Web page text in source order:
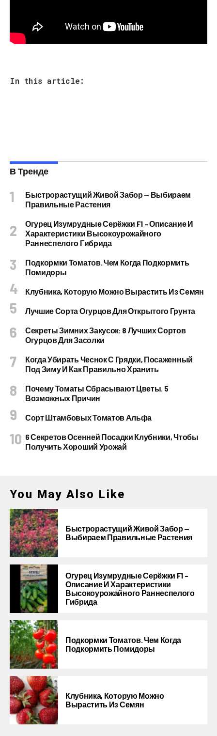
In this article:
В Тренде
Быстрорастущий Живой Забор — Выбираем
Правильные Растения
Огурец Изумрудные Серёжки F1 – Описание И
Характеристики Высокоурожайного
Раннеспелого Гибрида
Подкормки Томатов. Чем Когда Подкормить
Помидоры
Клубника, Которую Можно Вырастить Из Семян
Лучшие Сорта Огурцов Для Открытого Грунта
Секреты Зимних Закусок: 8 Лучших Сортов
Огурцов Для Засолки
Когда Убирать Чеснок С Грядки, Посаженный
Под Зиму И Как Правильно Хранить
Почему Томаты Сбрасывают Цветы. 5
Возможных Причин
Сорт Штамбовых Томатов Альфа
6 Секретов Осенней Посадки Клубники, Чтобы
Получить Хороший Урожай
You May Also Like
Быстрорастущий Живой Забор —
Выбираем Правильные Растения
Огурец Изумрудные Серёжки F1 –
Описание И Характеристики
Высокоурожайного Раннеспелого
Гибрида
Подкормки Томатов. Чем Когда
Подкормить Помидоры
Клубника, Которую Можно
Вырастить Из Семян